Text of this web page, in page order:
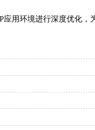
用环境进行深度优化，